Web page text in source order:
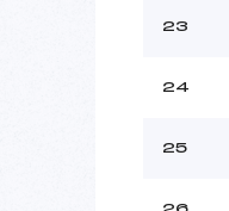
23
24
25